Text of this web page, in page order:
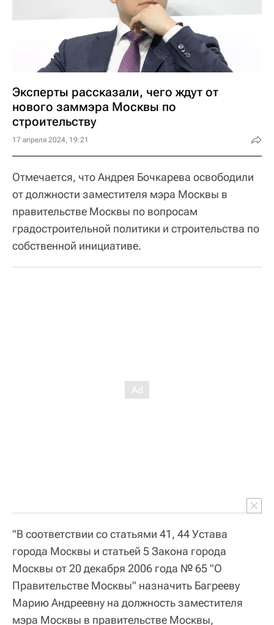
Эксперты рассказали, чего ждут от
нового заммэра Москвы по
строительству
17 апреля 2024, 19:21
Отмечается, что Андрея Бочкарева освободили
от должности заместителя мэра Москвы в
правительстве Москвы по вопросам
градостроительной политики и строительства по
собственной инициативе.
"В соответствии со статьями 41, 44 Устава
города Москвы и статьей 5 Закона города
Москвы от 20 декабря 2006 года № 65 "О
Правительстве Москвы" назначить Багрееву
Марию Андреевну на должность заместителя
мэра Москвы в правительстве Москвы,